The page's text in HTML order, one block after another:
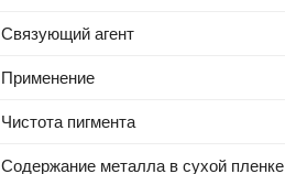
Связующий агент
Применение
Чистота пигмента
Содержание металла в сухой пленке